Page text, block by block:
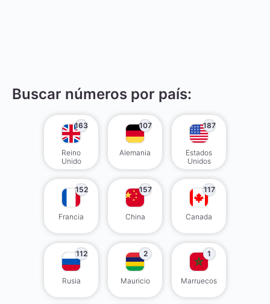
Buscar números por país:
163
Reino
Unido
107
Alemania
187
Estados
Unidos
152
Francia
157
China
117
Canada
112
Rusia
2
Mauricio
1
Marruecos